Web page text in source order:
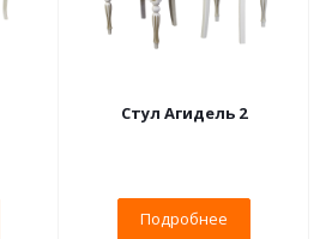
Стул Агидель 2
Подробнее